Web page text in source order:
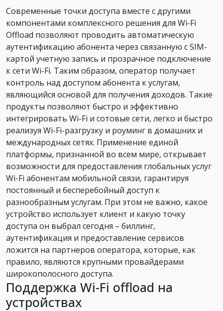
Современные точки доступа вместе с другими
компонентами комплексного решения для Wi-Fi
Offload позволяют проводить автоматическую
аутентификацию абонента через связанную с SIM-
картой учетную запись и прозрачное подключение
к сети Wi-Fi. Таким образом, оператор получает
контроль над доступом абонента к услугам,
являющийся основой для получения доходов. Такие
продукты позволяют быстро и эффективно
интегрировать Wi-Fi и сотовые сети, легко и быстро
реализуя Wi-Fi-разгрузку и роуминг в домашних и
международных сетях. Применение единой
платформы, признанной во всем мире, открывает
возможности для предоставления глобальных услуг
Wi-Fi абонентам мобильной связи, гарантируя
постоянный и бесперебойный доступ к
разнообразным услугам. При этом не важно, какое
устройство использует клиент и какую точку
доступа он выбрал сегодня – биллинг,
аутентификация и предоставление сервисов
ложится на партнеров оператора, которые, как
правило, являются крупными провайдерами
широкополосного доступа.
Поддержка Wi-Fi offload на
устройствах